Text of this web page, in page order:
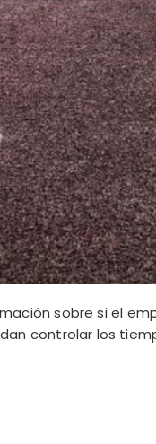
sobre si el
controlar los